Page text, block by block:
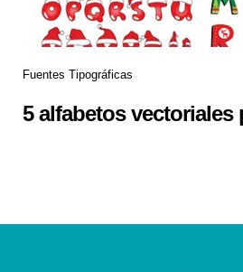
Fuentes Tipográficas
5 alfabetos vectoriales